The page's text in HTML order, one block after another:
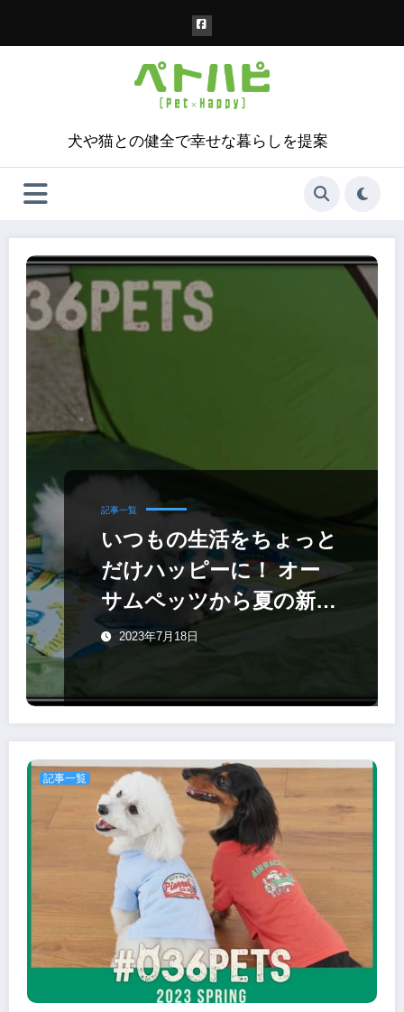
犬や猫との健全で幸せな暮らしを提案
記事一覧
いつもの生活をちょっと
だけハッピーに！ オー
サムペッツから夏の新作
ペット用アイテム
2023年7月18日
記事一覧